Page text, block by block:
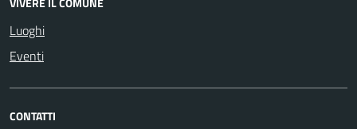
Luoghi
Eventi
CONTATTI